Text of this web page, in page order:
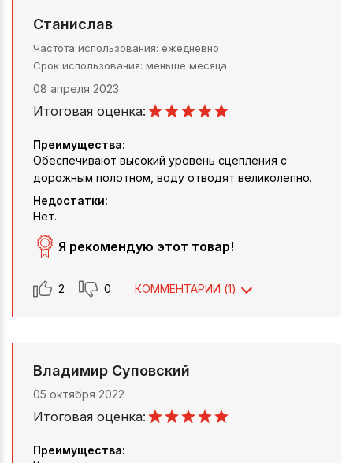
Станислав
Частота использования ежедневно
Срок использования меньше месяца
08 апреля 2023
Итоговая оценка:
Преимущества:
Обеспечивают высокий уровень сцепления с
дорожным полотном, воду отводят великолепно.
Недостатки:
Нет.
Я рекомендую этот товар!
2 0 КОММЕНТАРИИ (1)
Владимир Суповский
05 октября 2022
Итоговая оценка:
Преимущества: